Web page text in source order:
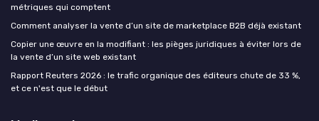
métriques qui comptent
Comment analyser la vente d’un site de marketplace B2B déjà existant
Copier une œuvre en la modifiant : les pièges juridiques à éviter lors de
la vente d’un site web existant
Rapport Reuters 2026 : le trafic organique des éditeurs chute de 33 %,
et ce n'est que le début